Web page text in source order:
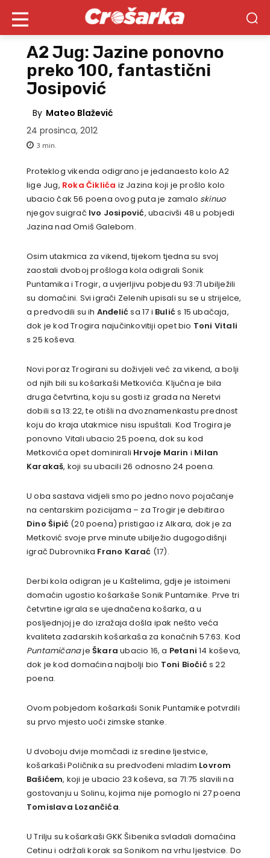
A2 Jug: Jazine ponovno
preko 100, fantastični
Josipović
By Mateo Blažević
24 prosinca, 2012
3 min.
Proteklog vikenda odigrano je jedanaesto kolo A2
lige Jug, Roka Čiklića iz Jazina koji je prošlo kolo
ubacio čak 56 poena ovog puta je zamalo skinuo
njegov suigrač Ivo Josipović, ubacivši 48 u pobjedi
Jazina nad Omiš Galebom.
Osim utakmica za vikend, tijekom tjedna su svoj
zaostali dvoboj prošloga kola odigrali Sonik
Puntamika i Trogir, a uvjerljivu pobjedu 93:71 ubilježili
su domaćini. Svi igrači Zelenih upisali su se u strijelce,
a predvodili su ih Anđelićsa 17 i Bulićs 15 ubačaja,
dok je kod Trogira najučinkovitiji opet bio Toni Vitali
s 25 koševa.
Novi poraz Trogirani su doživjeli već za vikend, a bolji
od njih bili su košarkaši Metkovića. Ključna je bila
druga četvrtina, koju su gosti iz grada na Neretvi
dobili sa 13:22, te otišli na dvoznamenkastu prednost
koju do kraja utakmice nisu ispuštali. Kod Trogira je
ponovno Vitali ubacio 25 poena, dok su kod
Metkovića opet dominirali Hrvoje Marin i Milan
Karakaš, koji su ubacili 26 odnosno 24 poena.
U oba sastava vidjeli smo po jedno novo pojačanje
na centarskim pozicijama – za Trogir je debitirao
Dino Šipić (20 poena) pristigao iz Alkara, dok je za
Metković svoje prve minute ubilježio dugogodišnji
igrač Dubrovnika Frano Karać (17).
Derbi kola odigran je u Kaštelima, gdje je istoimeni
domaćin ugostio košarkaše Sonik Puntamike. Prve tri
četvrtine igrala se ujednačena košarka, a u
posljednjoj je do izražaja došla ipak nešto veća
kvaliteta zadarskih košarkaša za konačnih 57:63. Kod
PuntamičanajeŠkara ubacio 16, a Petani 14 koševa,
dok je kod domaćina najbolji bio Toni Biočićs 22
poena.
Ovom pobjedom košarkaši Sonik Puntamike potvrdili
su prvo mjesto uoči zimske stanke.
U dvoboju dvije momčadi iz sredine ljestvice,
košarkaši Poličnika su predvođeni mladim Lovrom
Bašićem, koji je ubacio 23 koševa, sa 71:75 slavili na
gostovanju u Solinu, kojima nije pomoglo ni 27 poena
Tomislava Lozančića.
U Trilju su košarkaši GKK Šibenika svladali domaćina
Cetinu i održali korak sa Sonikom na vrhu ljestvice. Do